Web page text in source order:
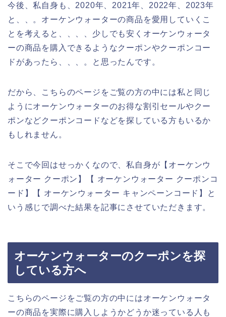
今後、私自身も、2020年、2021年、2022年、2023年
と、、。オーケンウォーターの商品を愛用していくこ
とを考えると、、、、少しでも安くオーケンウォータ
ーの商品を購入できるようなクーポンやクーポンコー
ドがあったら、、、。と思ったんです。
だから、こちらのページをご覧の方の中には私と同じ
ようにオーケンウォーターのお得な割引セールやクー
ポンなどクーポンコードなどを探している方もいるか
もしれません。
そこで今回はせっかくなので、私自身が【オーケンウ
ォーター クーポン】【 オーケンウォーター クーポンコ
ード】【 オーケンウォーター キャンペーンコード】と
いう感じで調べた結果を記事にさせていただきます。
オーケンウォーターのクーポンを探
している方へ
こちらのページをご覧の方の中にはオーケンウォータ
ーの商品を実際に購入しようかどうか迷っている人も